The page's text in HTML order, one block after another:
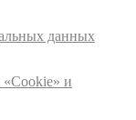
данных
и